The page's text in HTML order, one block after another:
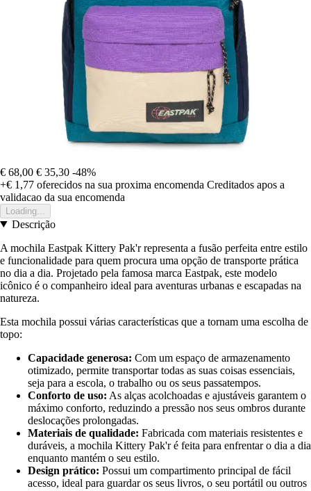
€ 68,00 € 35,30 -48%
+€ 1,77 oferecidos na sua proxima encomenda Creditados apos a
validacao da sua encomenda
Loading...
Descrição
A mochila Eastpak Kittery Pak'r representa a fusão perfeita entre estilo
e funcionalidade para quem procura uma opção de transporte prática
no dia a dia. Projetado pela famosa marca Eastpak, este modelo
icônico é o companheiro ideal para aventuras urbanas e escapadas na
natureza.
Esta mochila possui várias características que a tornam uma escolha de
topo:
Capacidade generosa: Com um espaço de armazenamento
otimizado, permite transportar todas as suas coisas essenciais,
seja para a escola, o trabalho ou os seus passatempos.
Conforto de uso: As alças acolchoadas e ajustáveis garantem o
máximo conforto, reduzindo a pressão nos seus ombros durante
deslocações prolongadas.
Materiais de qualidade: Fabricada com materiais resistentes e
duráveis, a mochila Kittery Pak'r é feita para enfrentar o dia a dia
enquanto mantém o seu estilo.
Design prático: Possui um compartimento principal de fácil
acesso, ideal para guardar os seus livros, o seu portátil ou outros